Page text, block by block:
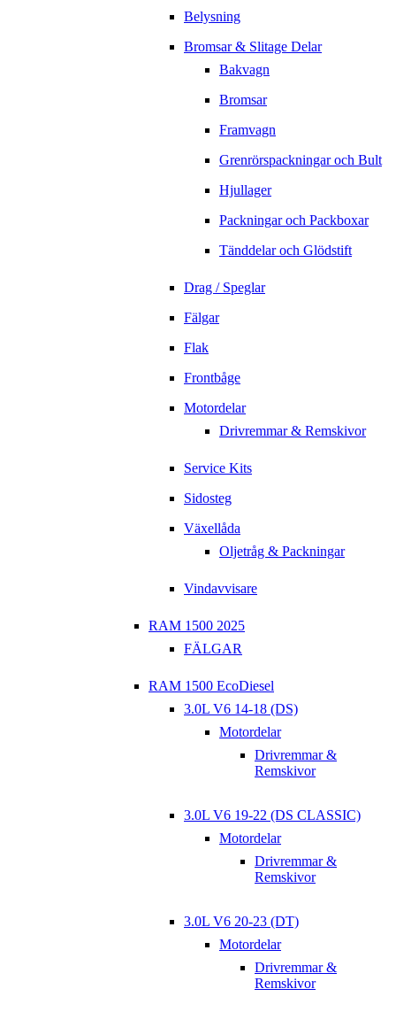
Belysning
Bromsar & Slitage Delar
Bakvagn
Bromsar
Framvagn
Grenrörspackningar och Bult
Hjullager
Packningar och Packboxar
Tänddelar och Glödstift
Drag / Speglar
Fälgar
Flak
Frontbåge
Motordelar
Drivremmar & Remskivor
Service Kits
Sidosteg
Växellåda
Oljetråg & Packningar
Vindavvisare
RAM 1500 2025
FÄLGAR
RAM 1500 EcoDiesel
3.0L V6 14-18 (DS)
Motordelar
Drivremmar &
Remskivor
3.0L V6 19-22 (DS CLASSIC)
Motordelar
Drivremmar &
Remskivor
3.0L V6 20-23 (DT)
Motordelar
Drivremmar &
Remskivor